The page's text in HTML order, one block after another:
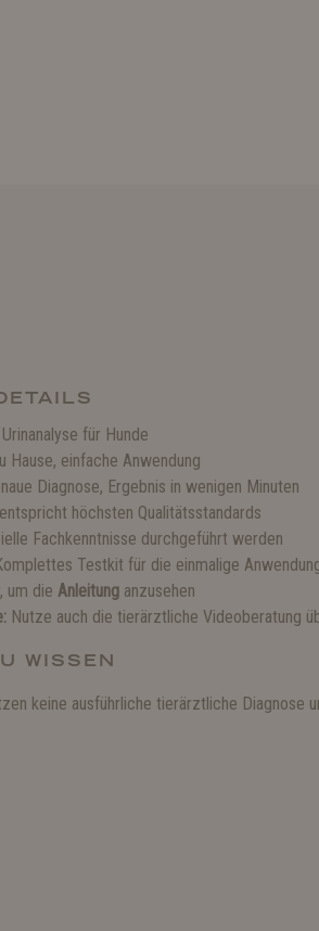
für Hunde
Hause, einfache Anwendung
Diagnose, Ergebnis in wenigen Minuten
höchsten Qualitätsstandards
Fachkenntnisse durchgeführt werden
Testkit für die einmalige
, um die Anleitung anzusehen
Nutze auch die tierärztliche Videoberatung
WISSEN
keine ausführliche tierärztliche Diagnose